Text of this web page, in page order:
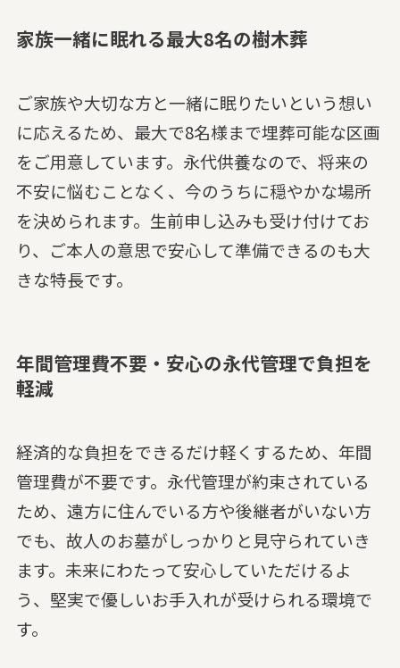
家族一緒に眠れる最大8名の樹木葬
ご家族や大切な方と一緒に眠りたいという想い
に応えるため、最大で8名様まで埋葬可能な区画
をご用意しています。永代供養なので、将来の
不安に悩むことなく、今のうちに穏やかな場所
を決められます。生前申し込みも受け付けてお
り、ご本人の意思で安心して準備できるのも大
きな特長です。
年間管理費不要・安心の永代管理で負担を
軽減
経済的な負担をできるだけ軽くするため、年間
管理費が不要です。永代管理が約束されている
ため、遠方に住んでいる方や後継者がいない方
でも、故人のお墓がしっかりと見守られていき
ます。未来にわたって安心していただけるよ
う、堅実で優しいお手入れが受けられる環境で
す。